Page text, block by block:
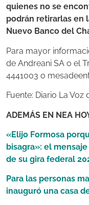
quienes no se
podrán retirarlas en
Nuevo Banco del
Para mayor
de Andreani SA o el
4441003 o
Fuente: Diario La Voz
ADEMÁS EN NEA
«Elijo Formosa
bisagra»: el
de su gira federal
Para las personas
inauguró una casa